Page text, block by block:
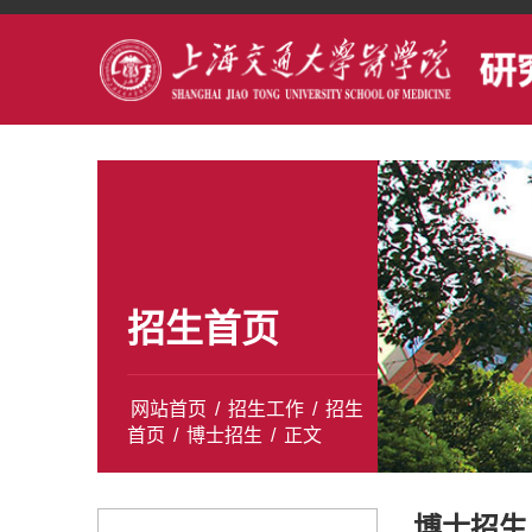
招生首页
网站首页 / 招生工作 / 招生
首页 / 博士招生 / 正文